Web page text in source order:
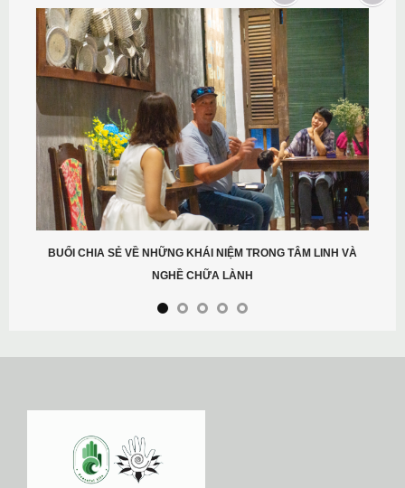
BUỔI CHIA SẺ VỀ NHỮNG KHÁI NIỆM TRONG TÂM LINH VÀ
NGHỀ CHỮA LÀNH